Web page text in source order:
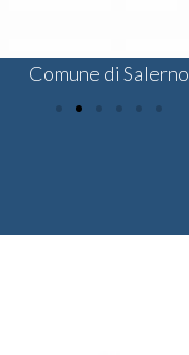
Comune di Salerno